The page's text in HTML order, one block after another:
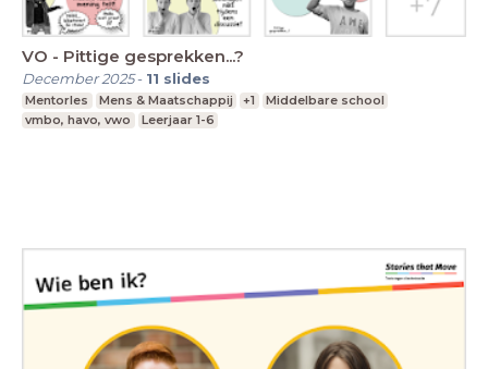
VO - Pittige gesprekken...?
December 2025- 11 slides
Mentorles Mens & Maatschappij +1
Middelbare school
vmbo, havo, vwo
Leerjaar 1-6